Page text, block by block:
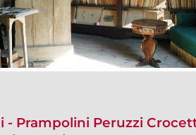
- Prampolini Peruzzi